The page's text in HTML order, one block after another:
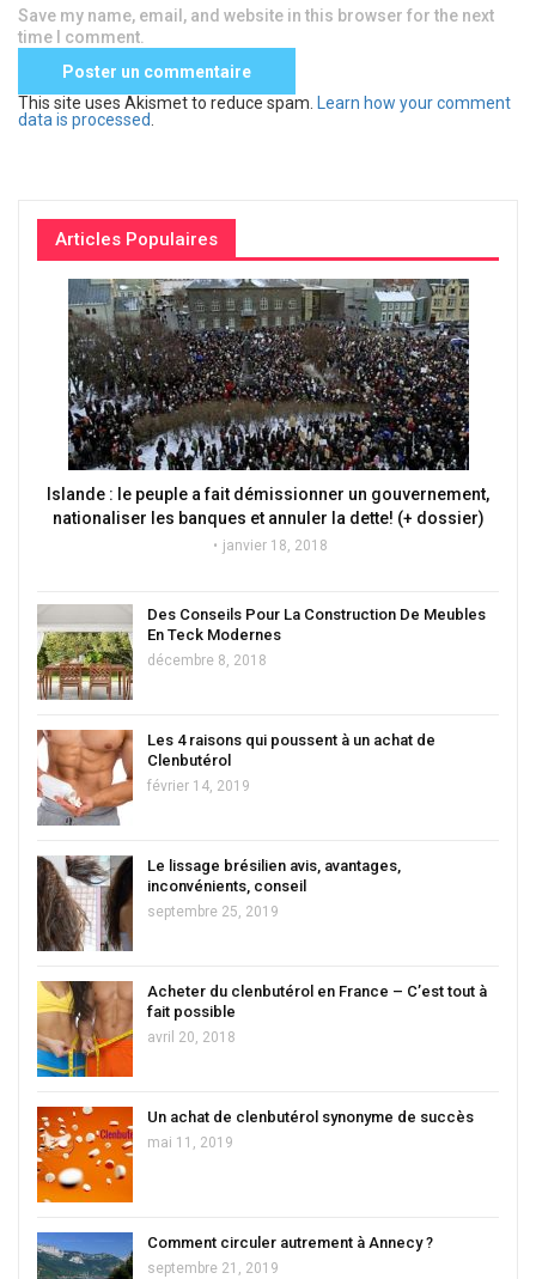
Save my name, email, and website in this browser for the next
time I comment.
This site uses Akismet to reduce spam.
Learn how your comment
data is processed
Articles Populaires
Islande : le peuple a fait démissionner un gouvernement,
nationaliser les banques et annuler la dette! (+ dossier)
janvier 18, 2018
Des Conseils Pour La Construction De Meubles
En Teck Modernes
décembre 8, 2018
Les 4 raisons qui poussent à un achat de
Clenbutérol
février 14, 2019
Le lissage brésilien avis, avantages,
inconvénients, conseil
septembre 25, 2019
Acheter du clenbutérol en France – C’est tout à
fait possible
avril 20, 2018
Un achat de clenbutérol synonyme de succès
mai 11, 2019
Comment circuler autrement à Annecy ?
septembre 21, 2019